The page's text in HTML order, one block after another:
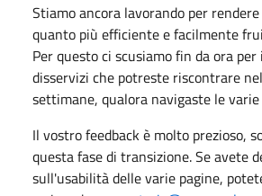
Stiamo ancora lavorando per
quanto più efficiente e facilmente
Per questo ci scusiamo fin da ora
disservizi che potreste riscontrare
settimane, qualora navigaste le varie
Il vostro feedback è molto prezioso,
questa fase di transizione. Se avete
sull'usabilità delle varie pagine,